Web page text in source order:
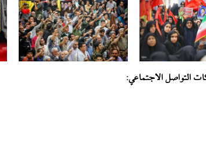
التواصل الاجتماعي: